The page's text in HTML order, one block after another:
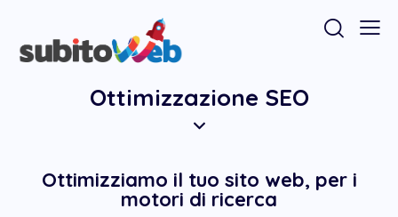
Ottimizzazione SEO
Ottimizziamo il tuo sito web, per i
motori di ricerca